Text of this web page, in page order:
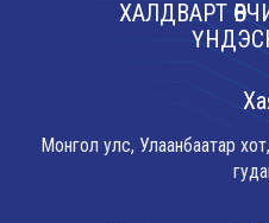
ХАЛДВАРТ
Монгол улс, Улаанбаатар хот,